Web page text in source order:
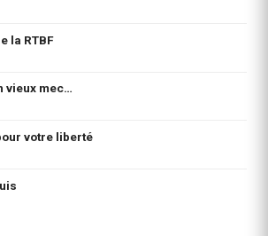
la RTBF
vieux mec…
votre liberté